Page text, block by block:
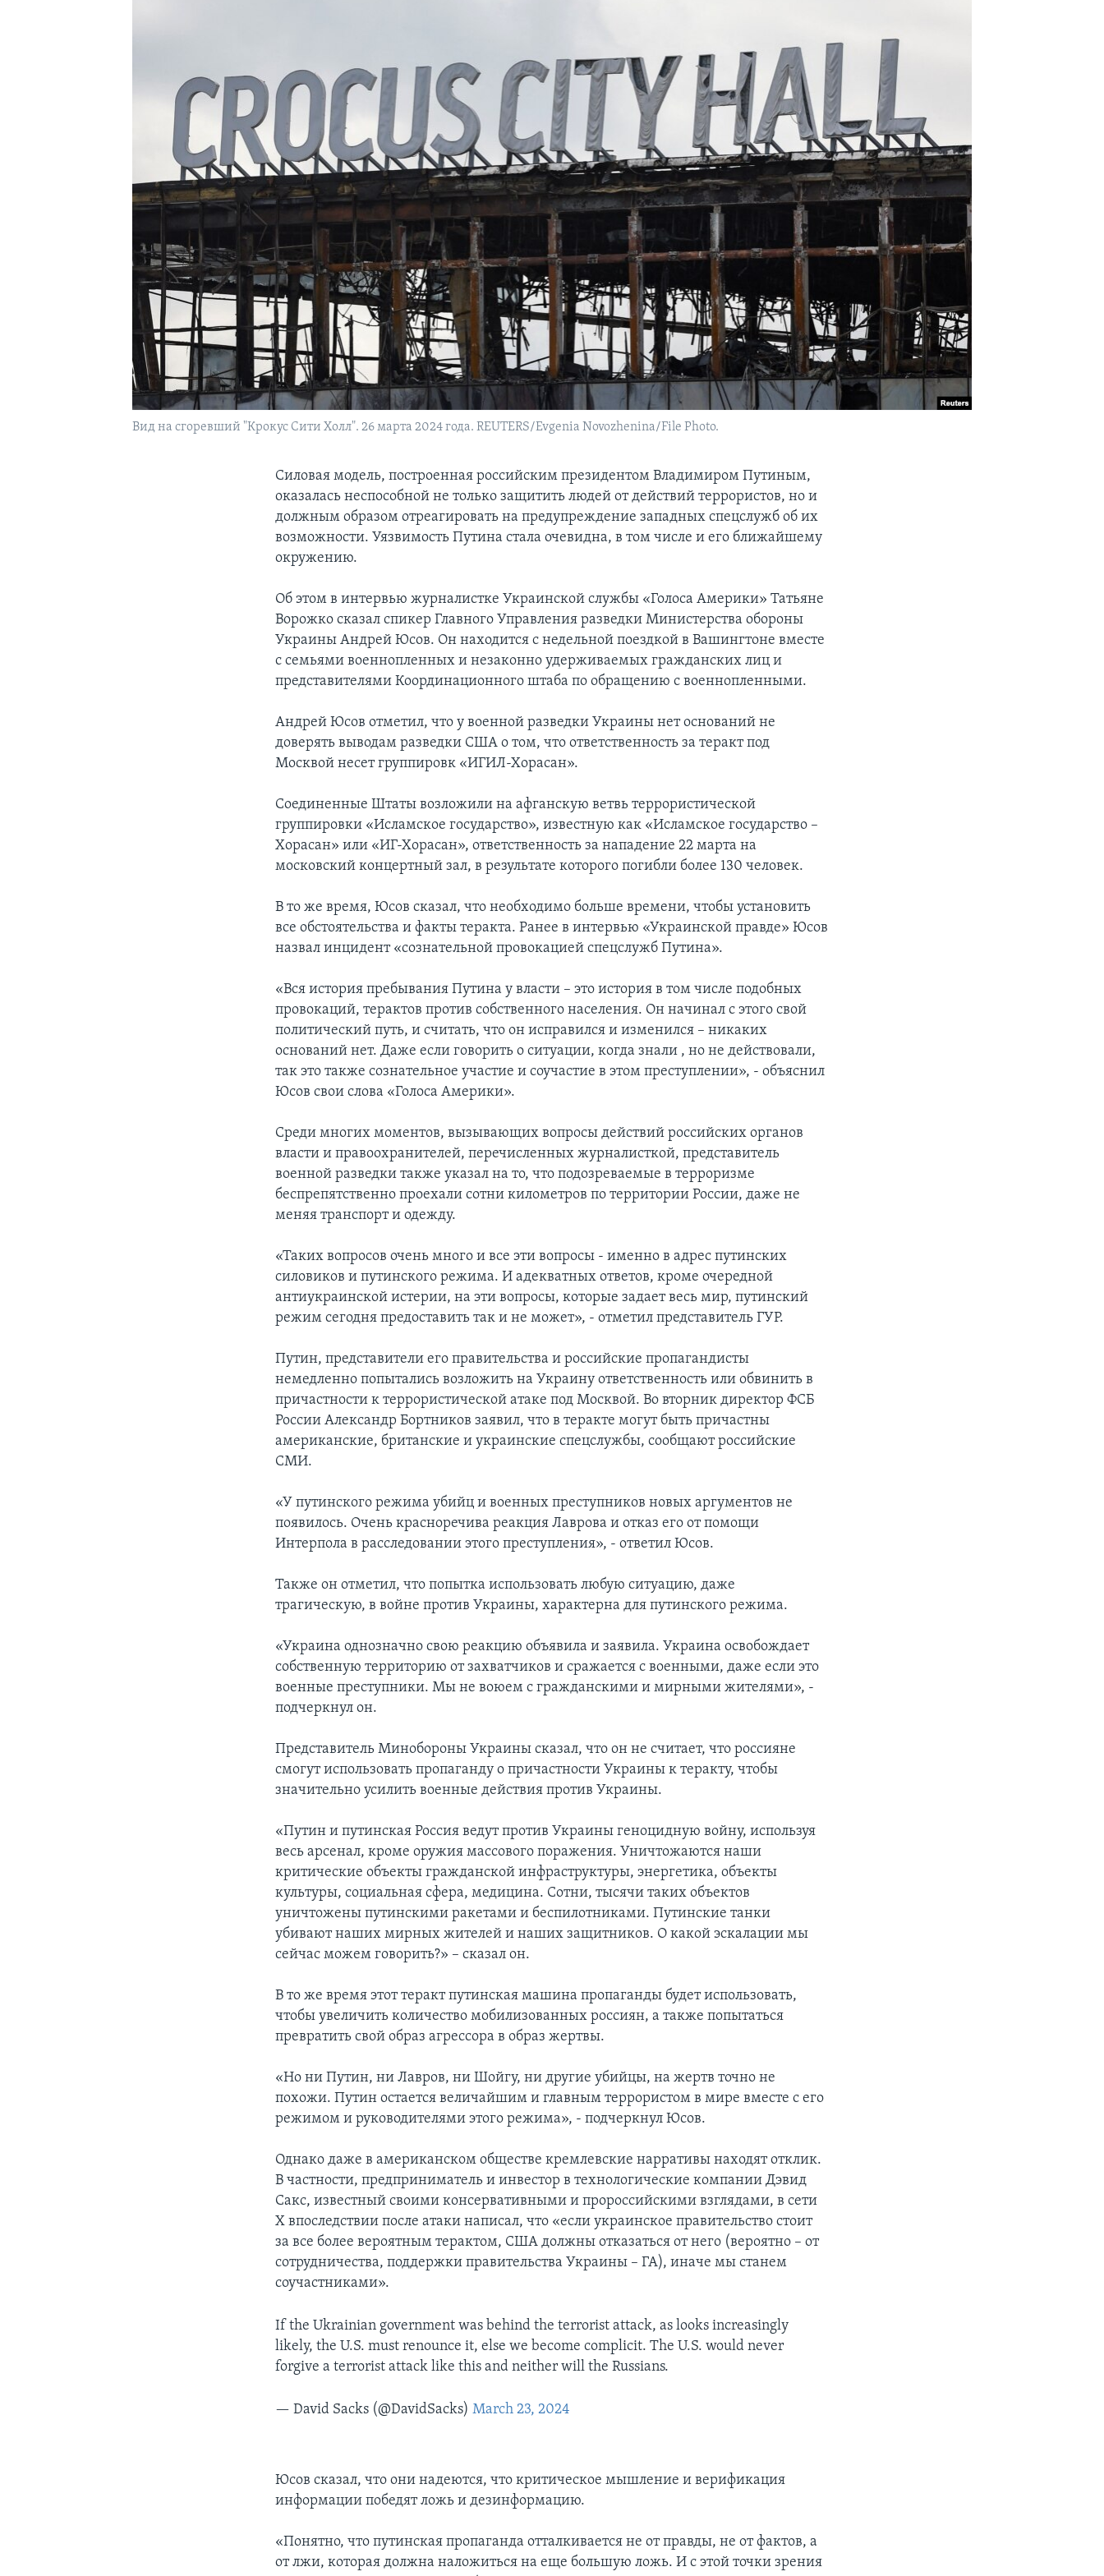
Вид на сгоревший "Крокус Сити Холл". 26 марта 2024 года. REUTERS/Evgenia Novozhenina/File Photo.
Силовая модель, построенная российским президентом Владимиром Путиным,
оказалась неспособной не только защитить людей от действий террористов, но и
должным образом отреагировать на предупреждение западных спецслужб об их
возможности. Уязвимость Путина стала очевидна, в том числе и его ближайшему
окружению.
Об этом в интервью журналистке Украинской службы «Голоса Америки» Татьяне
Ворожко сказал спикер Главного Управления разведки Министерства обороны
Украины Андрей Юсов. Он находится с недельной поездкой в Вашингтоне вместе
с семьями военнопленных и незаконно удерживаемых гражданских лиц и
представителями Координационного штаба по обращению с военнопленными.
Андрей Юсов отметил, что у военной разведки Украины нет оснований не
доверять выводам разведки США о том, что ответственность за теракт под
Москвой несет группировк «ИГИЛ-Хорасан».
Соединенные Штаты возложили на афганскую ветвь террористической
группировки «Исламское государство», известную как «Исламское государство –
Хорасан» или «ИГ-Хорасан», ответственность за нападение 22 марта на
московский концертный зал, в результате которого погибли более 130 человек.
В то же время, Юсов сказал, что необходимо больше времени, чтобы установить
все обстоятельства и факты теракта. Ранее в интервью «Украинской правде» Юсов
назвал инцидент «сознательной провокацией спецслужб Путина».
«Вся история пребывания Путина у власти – это история в том числе подобных
провокаций, терактов против собственного населения. Он начинал с этого свой
политический путь, и считать, что он исправился и изменился – никаких
оснований нет. Даже если говорить о ситуации, когда знали , но не действовали,
так это также сознательное участие и соучастие в этом преступлении», - объяснил
Юсов свои слова «Голоса Америки».
Среди многих моментов, вызывающих вопросы действий российских органов
власти и правоохранителей, перечисленных журналисткой, представитель
военной разведки также указал на то, что подозреваемые в терроризме
беспрепятственно проехали сотни километров по территории России, даже не
меняя транспорт и одежду.
«Таких вопросов очень много и все эти вопросы - именно в адрес путинских
силовиков и путинского режима. И адекватных ответов, кроме очередной
антиукраинской истерии, на эти вопросы, которые задает весь мир, путинский
режим сегодня предоставить так и не может», - отметил представитель ГУР.
Путин, представители его правительства и российские пропагандисты
немедленно попытались возложить на Украину ответственность или обвинить в
причастности к террористической атаке под Москвой. Во вторник директор ФСБ
России Александр Бортников заявил, что в теракте могут быть причастны
американские, британские и украинские спецслужбы, сообщают российские
СМИ.
«У путинского режима убийц и военных преступников новых аргументов не
появилось. Очень красноречива реакция Лаврова и отказ его от помощи
Интерпола в расследовании этого преступления», - ответил Юсов.
Также он отметил, что попытка использовать любую ситуацию, даже
трагическую, в войне против Украины, характерна для путинского режима.
«Украина однозначно свою реакцию объявила и заявила. Украина освобождает
собственную территорию от захватчиков и сражается с военными, даже если это
военные преступники. Мы не воюем с гражданскими и мирными жителями», -
подчеркнул он.
Представитель Минобороны Украины сказал, что он не считает, что россияне
смогут использовать пропаганду о причастности Украины к теракту, чтобы
значительно усилить военные действия против Украины.
«Путин и путинская Россия ведут против Украины геноцидную войну, используя
весь арсенал, кроме оружия массового поражения. Уничтожаются наши
критические объекты гражданской инфраструктуры, энергетика, объекты
культуры, социальная сфера, медицина. Сотни, тысячи таких объектов
уничтожены путинскими ракетами и беспилотниками. Путинские танки
убивают наших мирных жителей и наших защитников. О какой эскалации мы
сейчас можем говорить?» – сказал он.
В то же время этот теракт путинская машина пропаганды будет использовать,
чтобы увеличить количество мобилизованных россиян, а также попытаться
превратить свой образ агрессора в образ жертвы.
«Но ни Путин, ни Лавров, ни Шойгу, ни другие убийцы, на жертв точно не
похожи. Путин остается величайшим и главным террористом в мире вместе с его
режимом и руководителями этого режима», - подчеркнул Юсов.
Однако даже в американском обществе кремлевские нарративы находят отклик.
В частности, предприниматель и инвестор в технологические компании Дэвид
Сакс, известный своими консервативными и пророссийскими взглядами, в сети
Х впоследствии после атаки написал, что «если украинское правительство стоит
за все более вероятным терактом, США должны отказаться от него (вероятно – от
сотрудничества, поддержки правительства Украины – ГА), иначе мы станем
соучастниками».
If the Ukrainian government was behind the terrorist attack, as looks increasingly
likely, the U.S. must renounce it, else we become complicit. The U.S. would never
forgive a terrorist attack like this and neither will the Russians.
— David Sacks (@DavidSacks)March 23, 2024
Юсов сказал, что они надеются, что критическое мышление и верификация
информации победят ложь и дезинформацию.
«Понятно, что путинская пропаганда отталкивается не от правды, не от фактов, а
от лжи, которая должна наложиться на еще большую ложь. И с этой точки зрения